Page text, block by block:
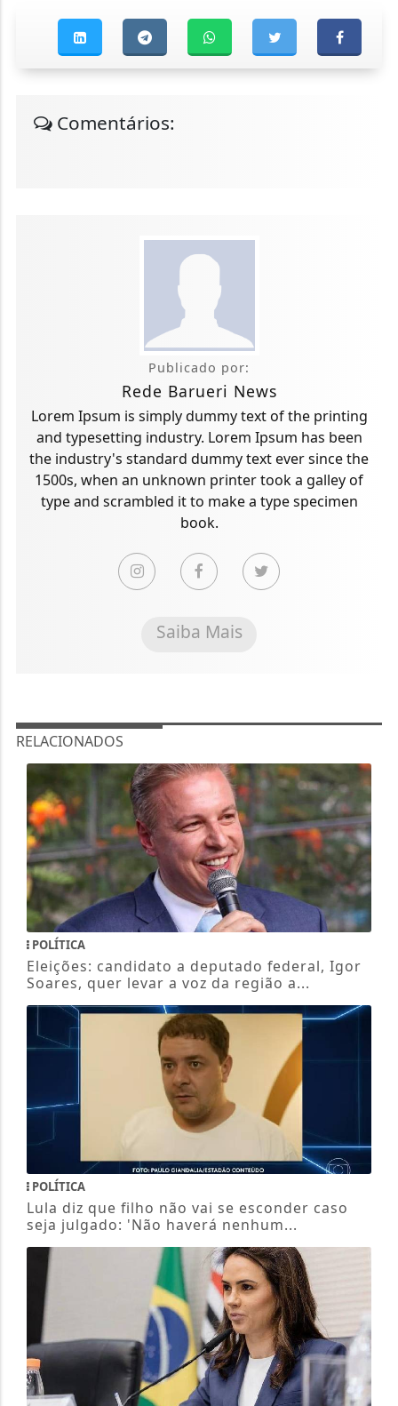
Comentários:
Publicado por:
Rede Barueri News
Lorem Ipsum is simply dummy text of the printing
and typesetting industry. Lorem Ipsum has been
the industry's standard dummy text ever since the
1500s, when an unknown printer took a galley of
type and scrambled it to make a type specimen
book.
Saiba Mais
RELACIONADOS
POLÍTICA
Eleições: candidato a deputado federal, Igor
Soares, quer levar a voz da região a...
POLÍTICA
Lula diz que filho não vai se esconder caso
seja julgado: 'Não haverá nenhum...